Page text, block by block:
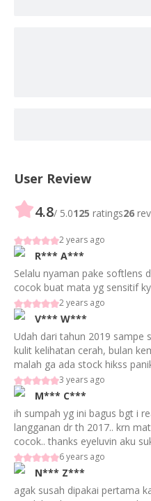
User Review
4.8/ 5.0125 ratings26
2 years ago
R*** A***
Selalu nyaman pake softlens
cocok buat mata yg sensitif
2 years ago
V*** W***
Udah dari tahun 2019 sampe
kulit kelihatan cerah, bulan
malah ga ada stock hikss
3 years ago
M*** C***
ih sumpah yg ini bagus bgt i
langganan dr th 2017.. krn
cocok.. thanks eyeluvin aku
nya gini.. <36 years ago
N*** Z***
agak susah dipakai pertama